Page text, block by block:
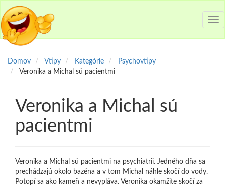
Domov Vtipy Kategórie
Psychovtipy
Veronika a Michal sú pacientmi
Veronika a Michal sú
pacientmi
Veronika a Michal sú pacientmi na psychiatrii. Jedného dňa sa
prechádzajú okolo bazéna a v tom Michal náhle skočí do vody.
Potopí sa ako kameň a nevypláva. Veronika okamžite skočí za